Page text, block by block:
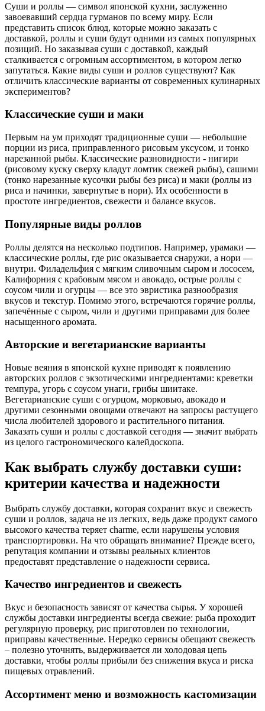
Суши и роллы — символ японской кухни, заслуженно
завоевавший сердца гурманов по всему миру. Если
представить список блюд, которые можно заказать с
доставкой, роллы и суши будут одними из самых популярных
позиций. Но заказывая суши с доставкой, каждый
сталкивается с огромным ассортиментом, в котором легко
запутаться. Какие виды суши и роллов существуют? Как
отличить классические варианты от современных кулинарных
экспериментов?
Классические суши и маки
Первым на ум приходят традиционные суши — небольшие
порции из риса, приправленного рисовым уксусом, и тонко
нарезанной рыбы. Классические разновидности - нигири
(рисовому куску сверху кладут ломтик свежей рыбы), сашими
(тонко нарезанные кусочки рыбы без риса) и маки (роллы из
риса и начинки, завернутые в нори). Их особенности в
простоте ингредиентов, свежести и балансе вкусов.
Популярные виды роллов
Роллы делятся на несколько подтипов. Например, урамаки —
классические роллы, где рис оказывается снаружи, а нори —
внутри. Филадельфия с мягким сливочным сыром и лососем,
Калифорния с крабовым мясом и авокадо, острые роллы с
соусом чили и огурцы — все это эвристика разнообразия
вкусов и текстур. Помимо этого, встречаются горячие роллы,
запечённые с сыром, чили и другими приправами для более
насыщенного аромата.
Авторские и вегетарианские варианты
Новые веяния в японской кухне приводят к появлению
авторских роллов с экзотическими ингредиентами: креветки
темпура, угорь с соусом унаги, грибы шиитаке.
Вегетарианские суши с огурцом, морковью, авокадо и
другими сезонными овощами отвечают на запросы растущего
числа любителей здорового и растительного питания.
Заказать суши и роллы с доставкой сегодня — значит выбрать
из целого гастрономического калейдоскопа.
Как выбрать службу доставки суши:
критерии качества и надежности
Выбрать службу доставки, которая сохранит вкус и свежесть
суши и роллов, задача не из легких, ведь даже продукт самого
высокого качества теряет charme, если нарушены условия
транспортировки. На что обращать внимание? Прежде всего,
репутация компании и отзывы реальных клиентов
предоставят представление о надежности сервиса.
Качество ингредиентов и свежесть
Вкус и безопасность зависят от качества сырья. У хорошей
службы доставки ингредиенты всегда свежие: рыба проходит
регулярную проверку, рис приготовлен по технологии,
приправы качественные. Нередко сервисы обещают свежесть
– полезно уточнять, выдерживается ли холодовая цепь
доставки, чтобы роллы прибыли без снижения вкуса и риска
пищевых отравлений.
Ассортимент меню и возможность кастомизации